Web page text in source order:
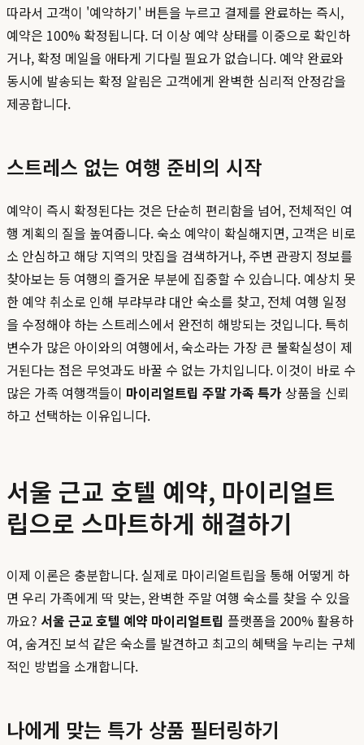
따라서 고객이 '예약하기' 버튼을 누르고 결제를 완료하는 즉시,
예약은 100% 확정됩니다. 더 이상 예약 상태를 이중으로 확인하
거나, 확정 메일을 애타게 기다릴 필요가 없습니다. 예약 완료와
동시에 발송되는 확정 알림은 고객에게 완벽한 심리적 안정감을
제공합니다.
스트레스 없는 여행 준비의 시작
예약이 즉시 확정된다는 것은 단순히 편리함을 넘어, 전체적인 여
행 계획의 질을 높여줍니다. 숙소 예약이 확실해지면, 고객은 비로
소 안심하고 해당 지역의 맛집을 검색하거나, 주변 관광지 정보를
찾아보는 등 여행의 즐거운 부분에 집중할 수 있습니다. 예상치 못
한 예약 취소로 인해 부랴부랴 대안 숙소를 찾고, 전체 여행 일정
을 수정해야 하는 스트레스에서 완전히 해방되는 것입니다. 특히
변수가 많은 아이와의 여행에서, 숙소라는 가장 큰 불확실성이 제
거된다는 점은 무엇과도 바꿀 수 없는 가치입니다. 이것이 바로 수
많은 가족 여행객들이 마이리얼트립 주말 가족 특가 상품을 신뢰
하고 선택하는 이유입니다.
서울 근교 호텔 예약, 마이리얼트
립으로 스마트하게 해결하기
이제 이론은 충분합니다. 실제로 마이리얼트립을 통해 어떻게 하
면 우리 가족에게 딱 맞는, 완벽한 주말 여행 숙소를 찾을 수 있을
까요? 서울 근교 호텔 예약 마이리얼트립 플랫폼을 200% 활용하
여, 숨겨진 보석 같은 숙소를 발견하고 최고의 혜택을 누리는 구체
적인 방법을 소개합니다.
나에게 맞는 특가 상품 필터링하기